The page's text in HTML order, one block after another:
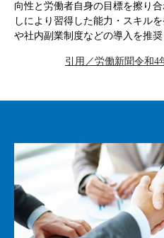
向性と労働者自身の目標を擦り
しにより習得した能力・スキル
や社内副業制度などの導入を推奨
引用／労働新聞令和4